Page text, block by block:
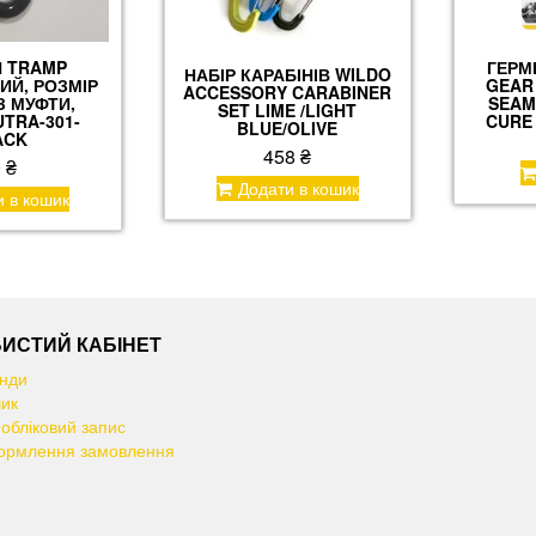
РОЗМІР
МУФТИ,
301-
₴
в кошик
НАБІР КАРАБІНІВ WILDO
ACCESSORY CARABINER
SET LIME /LIGHT
BLUE/OLIVE
458₴
Додати в кошик
КАБІНЕТ
запис
замовлення